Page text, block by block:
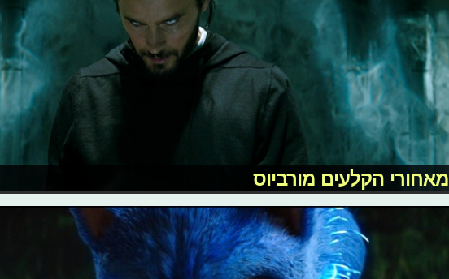
מאחורי הקלעים מורביוס